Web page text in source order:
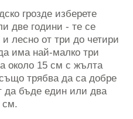
грозде изберете
две години - те се
лесно от три до четири
има най-малко три
около 15 см с жълта
трябва да са добре
да бъде един или два
см.